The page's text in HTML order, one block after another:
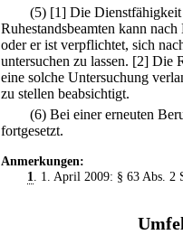
(5) [1] Die Dienstfähigkeit
Ruhestandsbeamten kann
oder er ist verpflichtet, sich
untersuchen zu lassen. [2] Die
eine solche Untersuchung
zu stellen beabsichtigt.
(6) Bei einer erneuten
fortgesetzt.
Anmerkungen:
1. 1. April 2009: § 63 Abs. 2